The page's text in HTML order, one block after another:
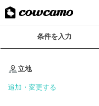
条
条件を入力
立地
追加・変更する